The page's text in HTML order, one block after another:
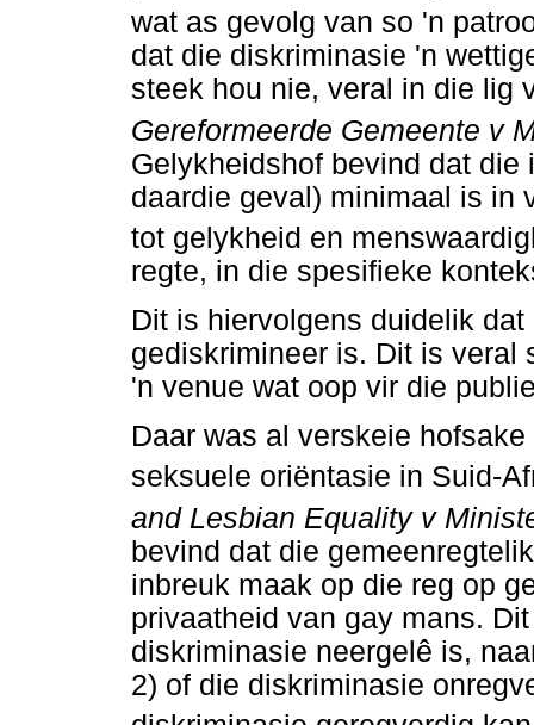
wat as gevolg van so 'n
dat die diskriminasie 'n
steek hou nie, veral in die lig
Gereformeerde Gemeente v
Gelykheidshof bevind dat
daardie geval) minimaal is in
tot gelykheid en
regte, in die spesifieke
Dit is hiervolgens duidelik
gediskrimineer is. Dit is veral
'n venue wat oop vir die
Daar was al verskeie
seksuele oriëntasie in Suid-
and Lesbian Equality v
bevind dat die
inbreuk maak op die reg op
privaatheid van gay mans.
diskriminasie neergelê is,
2) of die diskriminasie